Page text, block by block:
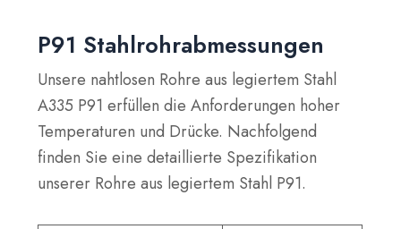
P91 Stahlrohrabmessungen
Unsere nahtlosen Rohre aus legiertem Stahl
A335 P91 erfüllen die Anforderungen hoher
Temperaturen und Drücke. Nachfolgend
finden Sie eine detaillierte Spezifikation
unserer Rohre aus legiertem Stahl P91.